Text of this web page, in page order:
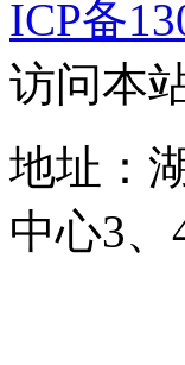
ICP备
访问本
地址：
中心3、